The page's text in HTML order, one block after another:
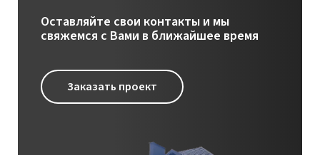
Оставляйте свои контакты и мы
свяжемся с Вами в ближайшее время
Заказать проект